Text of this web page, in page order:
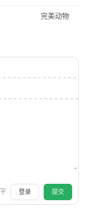
完美动物
字 登录 提交